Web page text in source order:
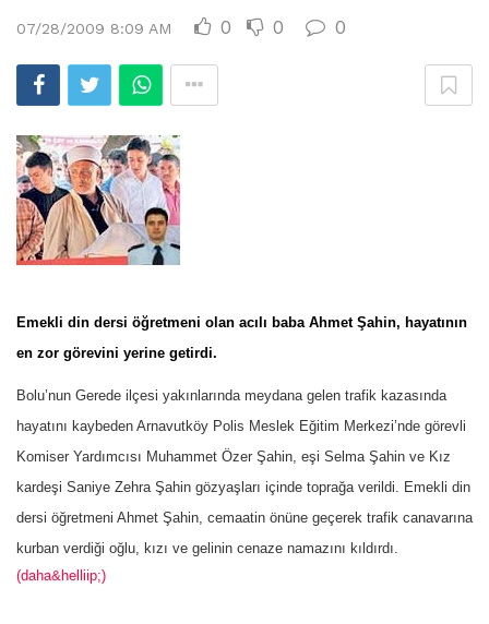
07/28/2009 8:09 AM 0 0 0
Emekli din dersi öğretmeni olan acılı baba Ahmet Şahin, hayatının
en zor görevini yerine getirdi.
Bolu’nun Gerede ilçesi yakınlarında meydana gelen trafik kazasında
hayatını kaybeden Arnavutköy Polis Meslek Eğitim Merkezi’nde görevli
Komiser Yardımcısı Muhammet Özer Şahin, eşi Selma Şahin ve Kız
kardeşi Saniye Zehra Şahin gözyaşları içinde toprağa verildi. Emekli din
dersi öğretmeni Ahmet Şahin, cemaatin önüne geçerek trafik canavarına
kurban verdiği oğlu, kızı ve gelinin cenaze namazını kıldırdı.
(daha&helliip;)